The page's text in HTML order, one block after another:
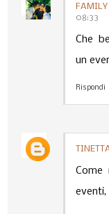
FAMILY
08:33
Che
un
Rispondi
Come